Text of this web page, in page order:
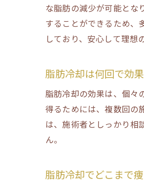
な脂肪の減少が可能とな
することができるため、
しており、安心して理想
脂肪冷却は何回で効
脂肪冷却の効果は、個々
得るためには、複数回の
は、施術者としっかり相
ん。
脂肪冷却でどこまで